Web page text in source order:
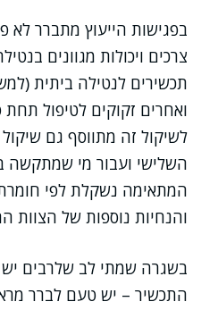
בפגישות הייעוץ מתברר לא
צרכים ויכולות מגוונים
תכשירים לנטילה ביתית
ואחרים זקוקים לטיפול
לשיקול זה מתווסף גם שיקול
השלישי ועבור מי שמתקשה
המתאימה נשקלת לפי
והנחיות נוספות של הצוות
בשגרה שמתי לב שלרבים
התכשיר – יש טעם לברר